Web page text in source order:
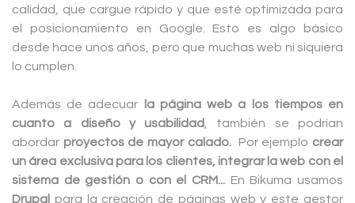
calidad, que cargue rápido y que esté optimizada para
el posicionamiento en Google. Esto es algo básico
desde hace unos años, pero que muchas web ni siquiera
lo cumplen.
Además de adecuar la página web a los tiempos en
cuanto a diseño y usabilidad
, también se podrían
abordar proyectos de mayor calado.Por ejemplo crear
un área exclusiva para los clientes, integrar la web con el
sistema de gestión o con el CRM... En Bikuma usamos
Drupal para la creación de páginas web y este gestor